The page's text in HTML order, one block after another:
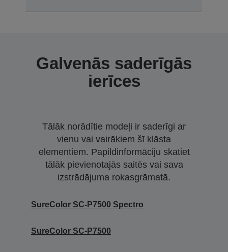
Galvenās saderīgās
ierīces
Tālāk norādītie modeļi ir saderīgi ar
vienu vai vairākiem šī klāsta
elementiem. Papildinformāciju skatiet
tālāk pievienotajās saitēs vai sava
izstrādājuma rokasgrāmatā.
SureColor SC-P7500 Spectro
SureColor SC-P7500